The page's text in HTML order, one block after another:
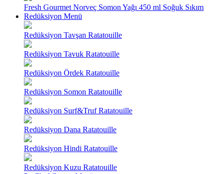
Fresh Gourmet Norveç Somon Yağı 450 ml Soğuk Sıkım
Redüksiyon Menü
Redüksiyon Tavşan Ratatouille
Redüksiyon Tavuk Ratatouille
Redüksiyon Ördek Ratatouille
Redüksiyon Somon Ratatouille
Redüksiyon Surf&Truf Ratatouille
Redüksiyon Dana Ratatouille
Redüksiyon Hindi Ratatouille
Redüksiyon Kuzu Ratatouille